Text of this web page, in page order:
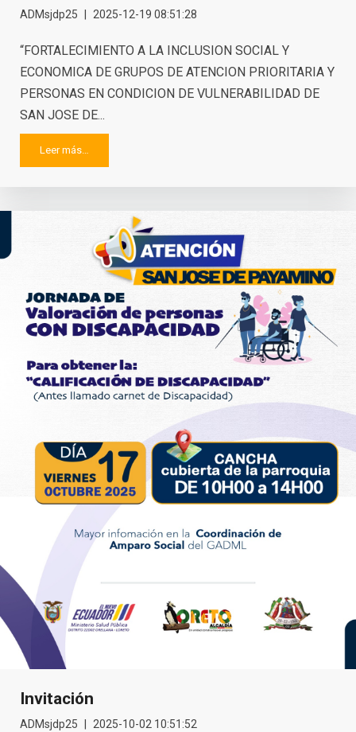
ADMsjdp25 2025-12-19 08:51:28
“FORTALECIMIENTO A LA INCLUSION SOCIAL Y
ECONOMICA DE GRUPOS DE ATENCION PRIORITARIA Y
PERSONAS EN CONDICION DE VULNERABILIDAD DE
SAN JOSE DE...
Leer más…
Invitación
ADMsjdp25 2025-10-02 10:51:52